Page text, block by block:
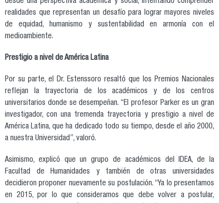
realidades que representan un desafío para lograr mayores niveles
de equidad, humanismo y sustentabilidad en armonía con el
medioambiente.
Prestigio a nivel de América Latina
Por su parte, el Dr. Estenssoro resaltó que los Premios Nacionales
reflejan la trayectoria de los académicos y de los centros
universitarios donde se desempeñan. “El profesor Parker es un gran
investigador, con una tremenda trayectoria y prestigio a nivel de
América Latina, que ha dedicado todo su tiempo, desde el año 2000,
a nuestra Universidad”, valoró.
Asimismo, explicó que un grupo de académicos del IDEA, de la
Facultad de Humanidades y también de otras universidades
decidieron proponer nuevamente su postulación. “Ya lo presentamos
en 2015, por lo que consideramos que debe volver a postular,